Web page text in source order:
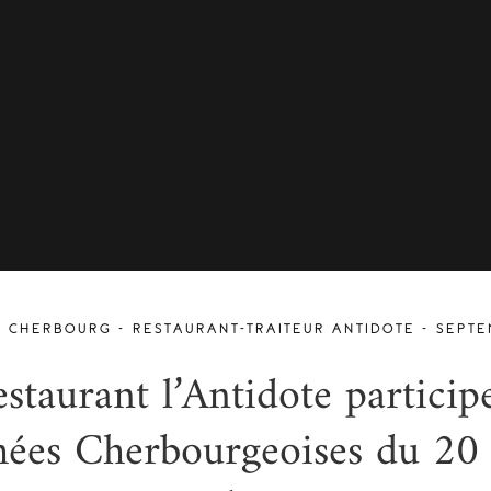
CHERBOURG – RESTAURANT-TRAITEUR ANTIDOTE –
l’Antidote
Cherbourgeoises du